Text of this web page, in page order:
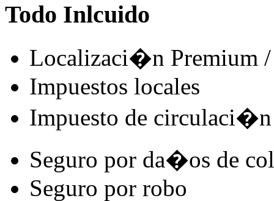
Todo Inlcuido
Localizaci�n Premium /
Impuestos locales
Impuesto de circulaci�n
Seguro por da�os de
Seguro por robo